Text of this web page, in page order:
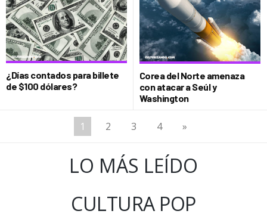
¿Días contados para billete
de $100 dólares?
Corea del Norte amenaza
con atacar a Seúl y
Washington
1 2 3 4 »
LO MÁS LEÍDO
CULTURA POP